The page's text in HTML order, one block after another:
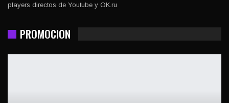
players directos de Youtube y OK.ru
PROMOCION